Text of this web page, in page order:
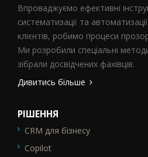
Впроваджуємо ефективні
систематизації та
клієнтів, робимо процеси
Ми розробили спеціальні
зібрали досвідчених фахівців.
Дивитись більше
РІШЕННЯ
SEO_FTR1
CRM для бізнесу
Copilot